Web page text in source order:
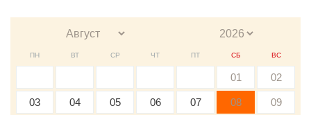
ПН ВТ СР ЧТ ПТ СБ ВС
01 02
03 04 05 06 07 08 09